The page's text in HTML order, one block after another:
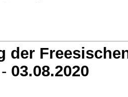
der
- 03.08.2020